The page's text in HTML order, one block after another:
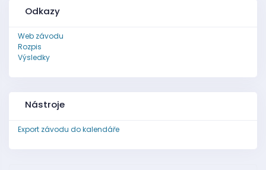
Odkazy
Web závodu
Rozpis
Výsledky
Nástroje
Export závodu do kalendáře